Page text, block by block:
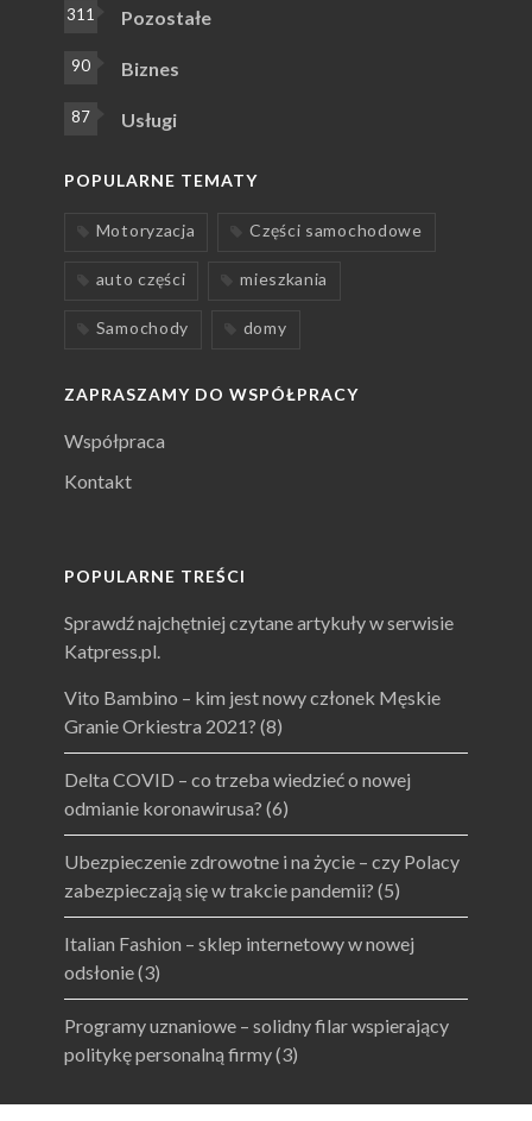
311 Pozostałe
90 Biznes
87 Usługi
POPULARNE TEMATY
Motoryzacja Części samochodowe
auto części mieszkania
Samochody domy
ZAPRASZAMY DO WSPÓŁPRACY
Współpraca
Kontakt
POPULARNE TREŚCI
Sprawdź najchętniej czytane artykuły w serwisie
Katpress.pl.
Vito Bambino – kim jest nowy członek Męskie
Granie Orkiestra 2021? (8)
Delta COVID – co trzeba wiedzieć o nowej
odmianie koronawirusa? (6)
Ubezpieczenie zdrowotne i na życie – czy Polacy
zabezpieczają się w trakcie pandemii? (5)
Italian Fashion – sklep internetowy w nowej
odsłonie(3)
Programy uznaniowe – solidny filar wspierający
politykę personalną firmy(3)